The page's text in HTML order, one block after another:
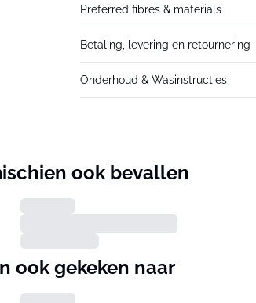
Preferred fibres & materials
Betaling, levering en retournering
Onderhoud & Wasinstructies
ook bevallen
ook gekeken naar